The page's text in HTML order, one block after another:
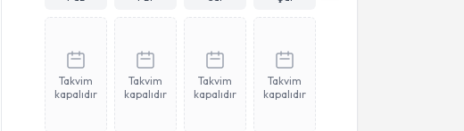
Takvim
kapalıdır
Takvim
kapalıdır
Takvim
kapalıdır
Takvim
kapalıdır